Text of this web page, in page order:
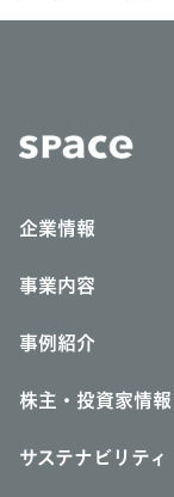
企業情報
事業内容
事例紹介
株主・投資家情報
サステナビリティ